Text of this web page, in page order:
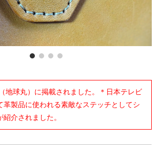
地球丸）に掲載されました。＊日本テレビ
革製品に使われる素敵なステッチとしてシ
介されました。